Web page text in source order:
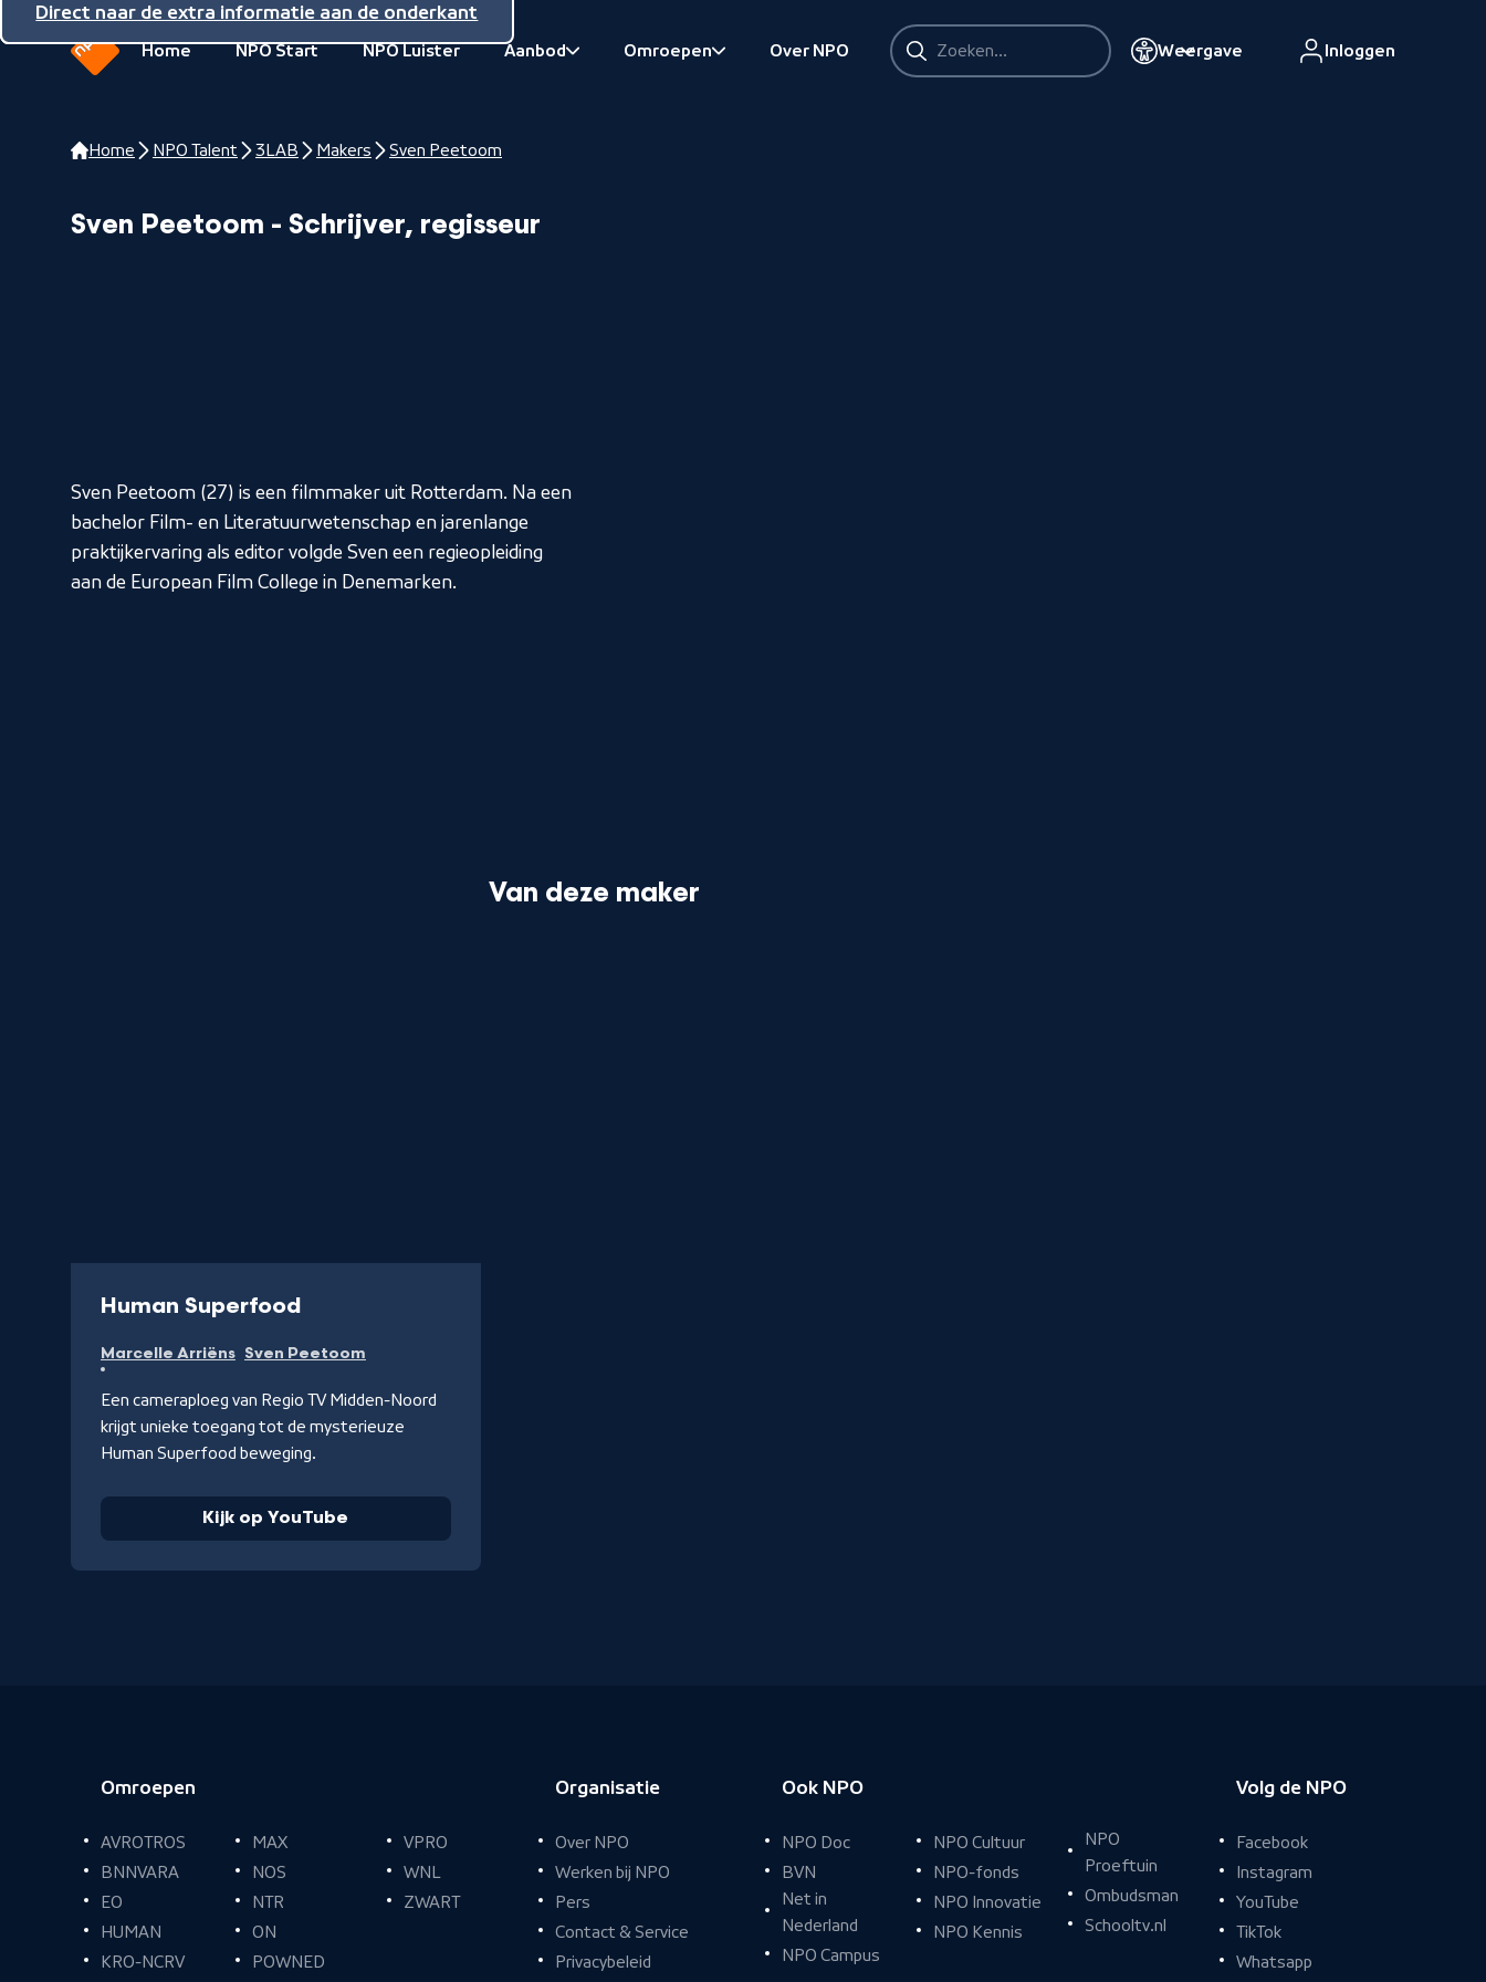
Direct naar de inhoud
Direct naar de hoofdnavigatie
Direct naar de extra informatie aan de onderkant
beginpagina
Home NPO Start NPO Luister
Aanbod
Omroepen
Over NPO
Zoeken
Zoeken
Weergave Inloggen
Home NPO Talent 3LAB Makers Sven Peetoom
Sven Peetoom - Schrijver, regisseur
Sven Peetoom (27) is een filmmaker uit Rotterdam. Na een
bachelor Film- en Literatuurwetenschap en jarenlange
praktijkervaring als editor volgde Sven een regieopleiding
aan de European Film College in Denemarken.
Van deze maker
Human Superfood-
op
YouTube
Marcelle Arriëns Sven Peetoom
Een cameraploeg van Regio TV Midden-Noord
krijgt unieke toegang tot de mysterieuze
Human Superfood beweging.
Kijk op YouTube
Voettekst
Omroepen
AVROTROS
BNNVARA
EO
HUMAN
KRO-NCRV
MAX
NOS
NTR
ON
POWNED
VPRO
WNL
ZWART
Organisatie
Over NPO
Werken bij NPO
Pers
Contact & Service
Privacybeleid
Ook NPO
NPO Doc
BVN
Net in
Nederland
NPO Campus
NPO Cultuur
NPO-fonds
NPO Innovatie
NPO Kennis
NPO
Proeftuin
Ombudsman
Schooltv.nl
Volg de NPO
Facebook
Instagram
YouTube
TikTok
Whatsapp